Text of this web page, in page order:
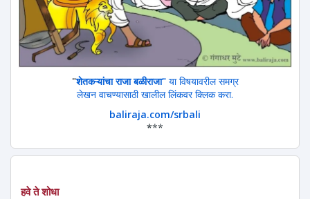
"शेतकऱ्यांचा राजा बळीराजा"या विषयावरील समग्र
लेखन वाचण्यासाठी खालील लिंकवर क्लिक करा.
baliraja.com/srbali
***
हवे ते शोधा